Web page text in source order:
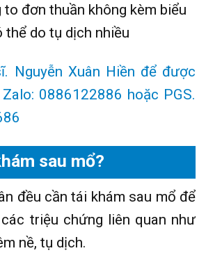
đơn thuần không kèm biểu
thể do tụ dịch nhiều
Nguyễn Xuân Hiền để được
0886122886 hoặc PGS.
sau mổ?
đều cần tái khám sau mổ để
triệu chứng liên quan như
nề, tụ dịch.